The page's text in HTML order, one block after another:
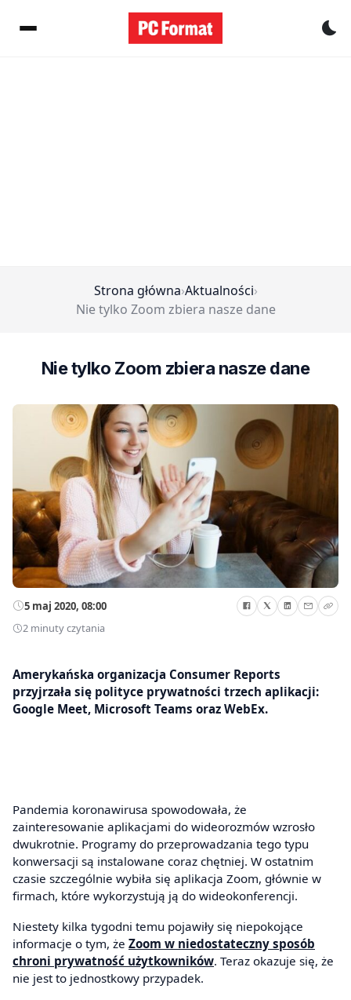
Strona główna›Aktualności›
Nie tylko Zoom zbiera nasze dane
Nie tylko Zoom zbiera nasze dane
5 maj 2020, 08:00
2 minuty czytania
Amerykańska organizacja Consumer Reports
przyjrzała się polityce prywatności trzech aplikacji:
Google Meet, Microsoft Teams oraz WebEx.
Pandemia koronawirusa spowodowała, że
zainteresowanie aplikacjami do wideorozmów wzrosło
dwukrotnie. Programy do przeprowadzania tego typu
konwersacji są instalowane coraz chętniej. W ostatnim
czasie szczególnie wybiła się aplikacja Zoom, głównie w
firmach, które wykorzystują ją do wideokonferencji.
Niestety kilka tygodni temu pojawiły się niepokojące
informacje o tym, że Zoom w niedostateczny sposób
chroni prywatność użytkowników. Teraz okazuje się, że
nie jest to jednostkowy przypadek.